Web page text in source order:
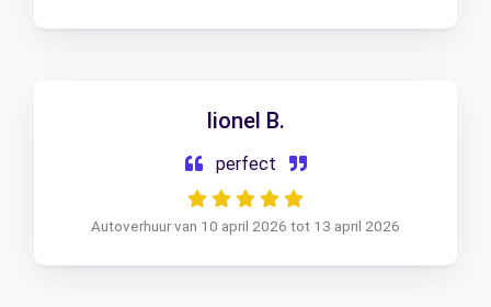
lionel B.
perfect
Autoverhuur van 10 april 2026 tot 13 april 2026